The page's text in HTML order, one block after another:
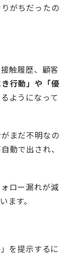
がちだったの
触履歴、顧客
き行動」や「優
ようになって
まだ不明なの
動で出され、
ロー漏れが減
ます。
を提示するに